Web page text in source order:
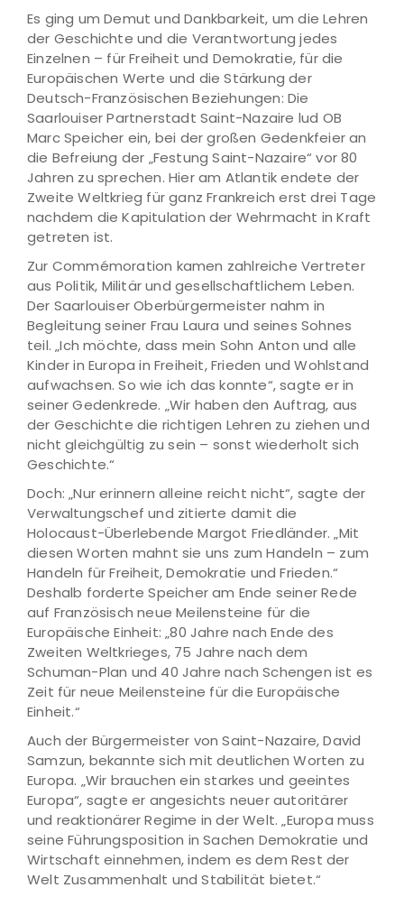
Es ging um Demut und Dankbarkeit, um die Lehren
der Geschichte und die Verantwortung jedes
Einzelnen – für Freiheit und Demokratie, für die
Europäischen Werte und die Stärkung der
Deutsch-Französischen Beziehungen: Die
Saarlouiser Partnerstadt Saint-Nazaire lud OB
Marc Speicher ein, bei der großen Gedenkfeier an
die Befreiung der „Festung Saint-Nazaire“ vor 80
Jahren zu sprechen. Hier am Atlantik endete der
Zweite Weltkrieg für ganz Frankreich erst drei Tage
nachdem die Kapitulation der Wehrmacht in Kraft
getreten ist.
Zur Commémoration kamen zahlreiche Vertreter
aus Politik, Militär und gesellschaftlichem Leben.
Der Saarlouiser Oberbürgermeister nahm in
Begleitung seiner Frau Laura und seines Sohnes
teil. „Ich möchte, dass mein Sohn Anton und alle
Kinder in Europa in Freiheit, Frieden und Wohlstand
aufwachsen. So wie ich das konnte“, sagte er in
seiner Gedenkrede. „Wir haben den Auftrag, aus
der Geschichte die richtigen Lehren zu ziehen und
nicht gleichgültig zu sein – sonst wiederholt sich
Geschichte.“
Doch: „Nur erinnern alleine reicht nicht“, sagte der
Verwaltungschef und zitierte damit die
Holocaust-Überlebende Margot Friedländer. „Mit
diesen Worten mahnt sie uns zum Handeln – zum
Handeln für Freiheit, Demokratie und Frieden.“
Deshalb forderte Speicher am Ende seiner Rede
auf Französisch neue Meilensteine für die
Europäische Einheit: „80 Jahre nach Ende des
Zweiten Weltkrieges, 75 Jahre nach dem
Schuman-Plan und 40 Jahre nach Schengen ist es
Zeit für neue Meilensteine für die Europäische
Einheit.“
Auch der Bürgermeister von Saint-Nazaire, David
Samzun, bekannte sich mit deutlichen Worten zu
Europa. „Wir brauchen ein starkes und geeintes
Europa“, sagte er angesichts neuer autoritärer
und reaktionärer Regime in der Welt. „Europa muss
seine Führungsposition in Sachen Demokratie und
Wirtschaft einnehmen, indem es dem Rest der
Welt Zusammenhalt und Stabilität bietet.“